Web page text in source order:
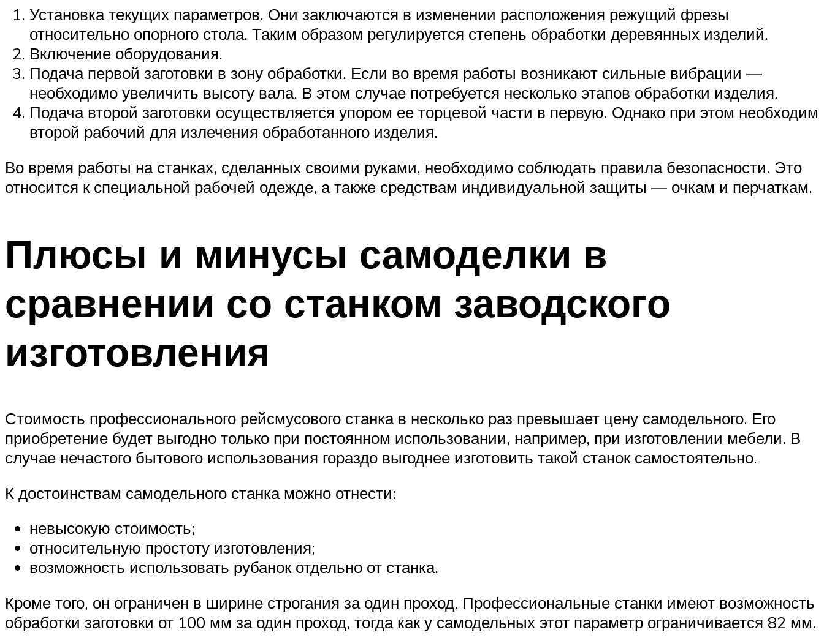
Установка текущих параметров. Они заключаются в изменении расположения режущий фрезы
относительно опорного стола. Таким образом регулируется степень обработки деревянных изделий.
Включение оборудования.
Подача первой заготовки в зону обработки. Если во время работы возникают сильные вибрации —
необходимо увеличить высоту вала. В этом случае потребуется несколько этапов обработки изделия.
Подача второй заготовки осуществляется упором ее торцевой части в первую. Однако при этом необходим
второй рабочий для излечения обработанного изделия.
Во время работы на станках, сделанных своими руками, необходимо соблюдать правила безопасности. Это
относится к специальной рабочей одежде, а также средствам индивидуальной защиты — очкам и перчаткам.
Плюсы и минусы самоделки в
сравнении со станком заводского
изготовления
Стоимость профессионального рейсмусового станка в несколько раз превышает цену самодельного. Его
приобретение будет выгодно только при постоянном использовании, например, при изготовлении мебели. В
случае нечастого бытового использования гораздо выгоднее изготовить такой станок самостоятельно.
К достоинствам самодельного станка можно отнести:
невысокую стоимость;
относительную простоту изготовления;
возможность использовать рубанок отдельно от станка.
Кроме того, он ограничен в ширине строгания за один проход. Профессиональные станки имеют возможность
обработки заготовки от 100 мм за один проход, тогда как у самодельных этот параметр ограничивается 82 мм.